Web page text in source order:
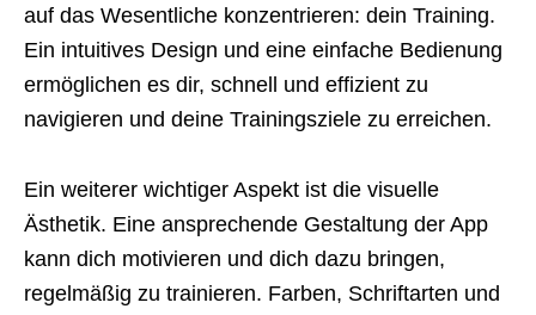
auf das Wesentliche konzentrieren: dein Training.
Ein intuitives Design und eine einfache Bedienung
ermöglichen es dir, schnell und effizient zu
navigieren und deine Trainingsziele zu erreichen.
Ein weiterer wichtiger Aspekt ist die visuelle
Ästhetik. Eine ansprechende Gestaltung der App
kann dich motivieren und dich dazu bringen,
regelmäßig zu trainieren. Farben, Schriftarten und